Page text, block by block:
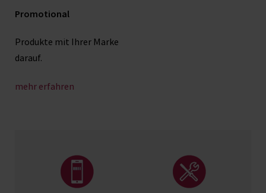
Promotional
Produkte mit Ihrer Marke
darauf.
mehr erfahren